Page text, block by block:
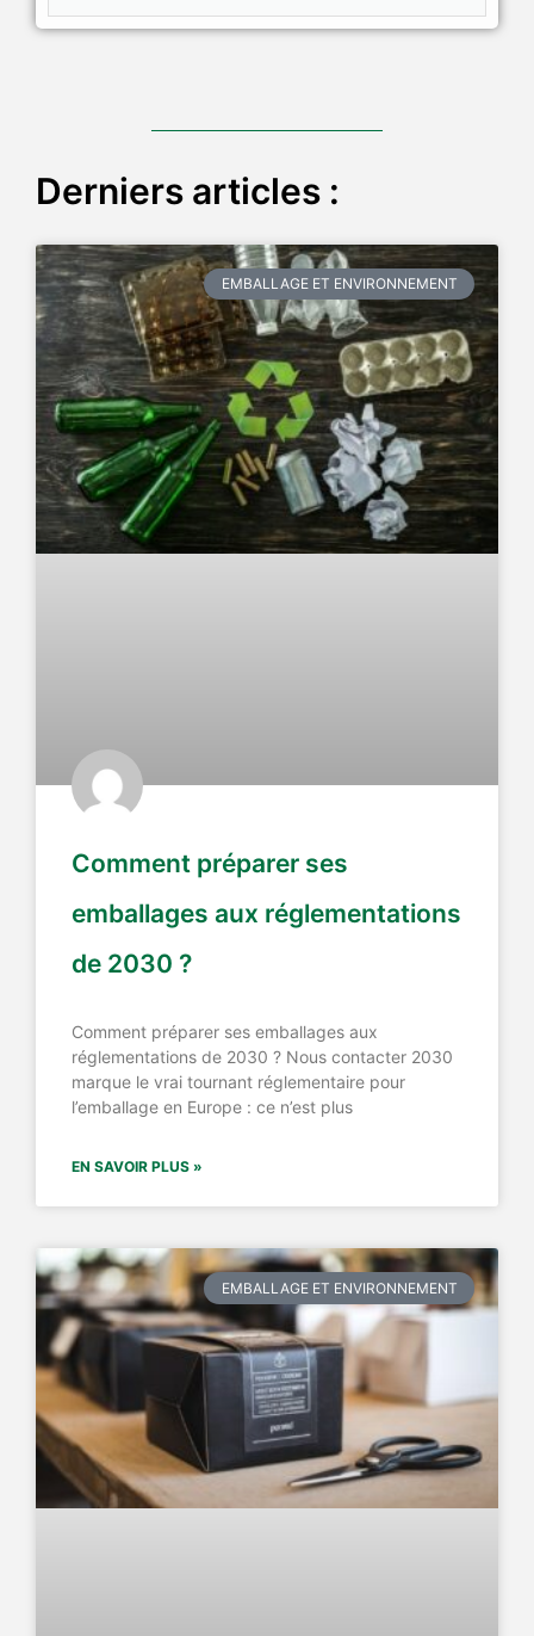
Derniers articles :
EMBALLAGE ET ENVIRONNEMENT
Comment préparer ses
emballages aux réglementations
de 2030 ?
Comment préparer ses emballages aux
réglementations de 2030 ? Nous contacter 2030
marque le vrai tournant réglementaire pour
l’emballage en Europe : ce n’est plus
EN SAVOIR PLUS »
EMBALLAGE ET ENVIRONNEMENT